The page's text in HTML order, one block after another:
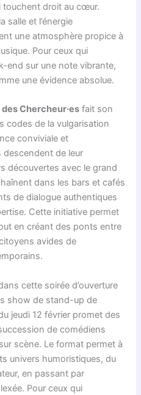
touchent droit au cœur.
salle et l’énergie
une atmosphère propice à
Pour ceux qui
end sur une note vibrante,
une évidence absolue.
Chercheur·es fait son
codes de la vulgarisation
conviviale et
descendent de leur
découvertes avec le grand
dans les bars et cafés
de dialogue authentiques
Cette initiative permet
en créant des ponts entre
avides de
cette soirée d’ouverture
show de stand-up de
jeudi 12 février promet des
de comédiens
scène. Le format permet à
univers humoristiques, du
en passant par
Pour ceux qui